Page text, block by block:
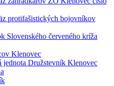
protifašistických bojovníkov
Slovenského červeného kríža
Klenovec
jednota Družstevník Klenovec